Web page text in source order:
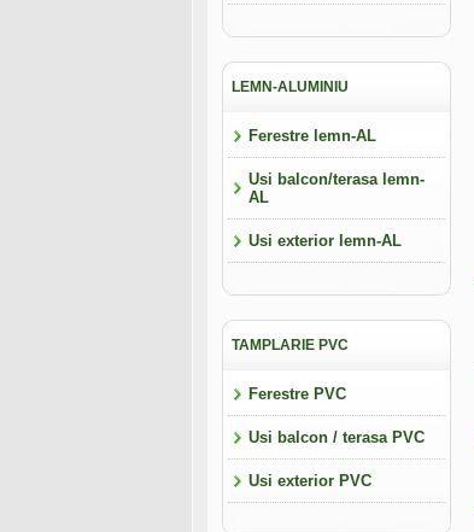
LEMN-ALUMINIU
Ferestre lemn-AL
Usi balcon/terasa lemn-
AL
Usi exterior lemn-AL
TAMPLARIE PVC
Ferestre PVC
Usi balcon / terasa PVC
Usi exterior PVC